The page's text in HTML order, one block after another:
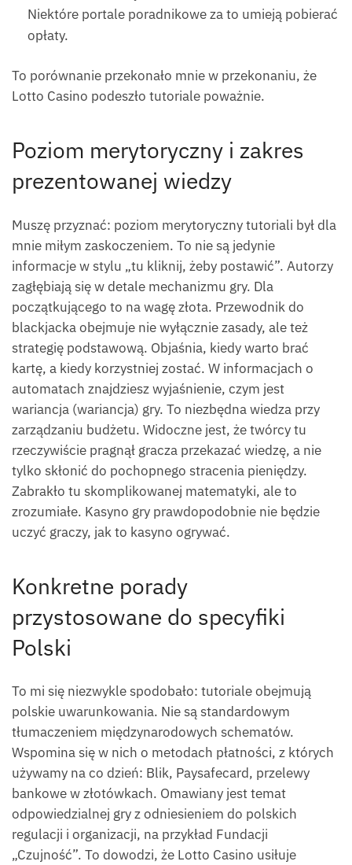
Niektóre portale poradnikowe za to umieją pobierać
opłaty.
To porównanie przekonało mnie w przekonaniu, że
Lotto Casino podeszło tutoriale poważnie.
Poziom merytoryczny i zakres
prezentowanej wiedzy
Muszę przyznać: poziom merytoryczny tutoriali był dla
mnie miłym zaskoczeniem. To nie są jedynie
informacje w stylu „tu kliknij, żeby postawić”. Autorzy
zagłębiają się w detale mechanizmu gry. Dla
początkującego to na wagę złota. Przewodnik do
blackjacka obejmuje nie wyłącznie zasady, ale też
strategię podstawową. Objaśnia, kiedy warto brać
kartę, a kiedy korzystniej zostać. W informacjach o
automatach znajdziesz wyjaśnienie, czym jest
wariancja (wariancja) gry. To niezbędna wiedza przy
zarządzaniu budżetu. Widoczne jest, że twórcy tu
rzeczywiście pragnął gracza przekazać wiedzę, a nie
tylko skłonić do pochopnego stracenia pieniędzy.
Zabrakło tu skomplikowanej matematyki, ale to
zrozumiałe. Kasyno gry prawdopodobnie nie będzie
uczyć graczy, jak to kasyno ogrywać.
Konkretne porady
przystosowane do specyfiki
Polski
To mi się niezwykle spodobało: tutoriale obejmują
polskie uwarunkowania. Nie są standardowym
tłumaczeniem międzynarodowych schematów.
Wspomina się w nich o metodach płatności, z których
używamy na co dzień: Blik, Paysafecard, przelewy
bankowe w złotówkach. Omawiany jest temat
odpowiedzialnej gry z odniesieniem do polskich
regulacji i organizacji, na przykład Fundacji
„Czujność”. To dowodzi, że Lotto Casino usiłuje